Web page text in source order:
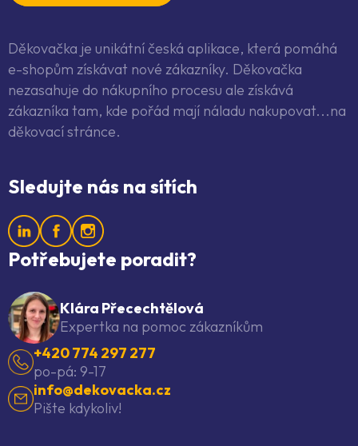
Děkovačka je unikátní česká aplikace, která pomáhá
e-shopům získávat nové zákazníky. Děkovačka
nezasahuje do nákupního procesu ale získává
zákazníka tam, kde pořád mají náladu nakupovat...na
děkovací stránce.
Sledujte nás na sítích
Potřebujete poradit?
Klára Přecechtělová
Expertka na pomoc zákazníkům
+420 774 297 277
po-pá: 9-17
info@dekovacka.cz
Pište kdykoliv!